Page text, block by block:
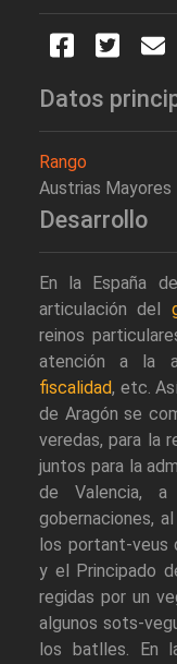
Datos
Rango
Austrias Mayores
Desarrollo
En la España
articulación del
reinos
atención a la
fiscalidad, etc.
de Aragón se
veredas, para la
juntos para la
de Valencia,
gobernaciones,
los portant-veus
y el Principado
regidas por un
algunos sots-
los batlles. En